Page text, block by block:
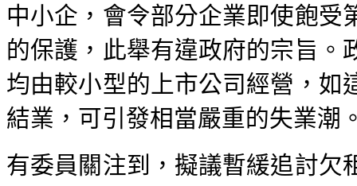
中小企，會令部分企業即使飽受
的保護，此舉有違政府的宗旨。
均由較小型的上市公司經營，如
結業，可引發相當嚴重的失業潮
有委員關注到，擬議暫緩追討欠